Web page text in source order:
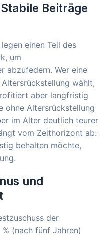
Beiträge
einen Teil des
um
abzufedern. Wer eine
wählt,
aber langfristig
ohne Altersrückstellung
im Alter deutlich teurer
vom Zeithorizont ab:
behalten möchte,
und
der
(nach fünf Jahren)